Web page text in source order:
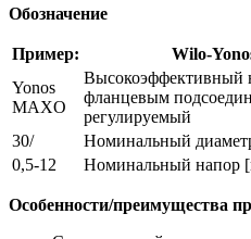
Обозначение
Пример:
Wilo-
Yonos
MAXO
Высокоэффективный
фланцевым
регулируемый
30/
Номинальный
0,5-12
Номинальный напор
Особенности/преимущества